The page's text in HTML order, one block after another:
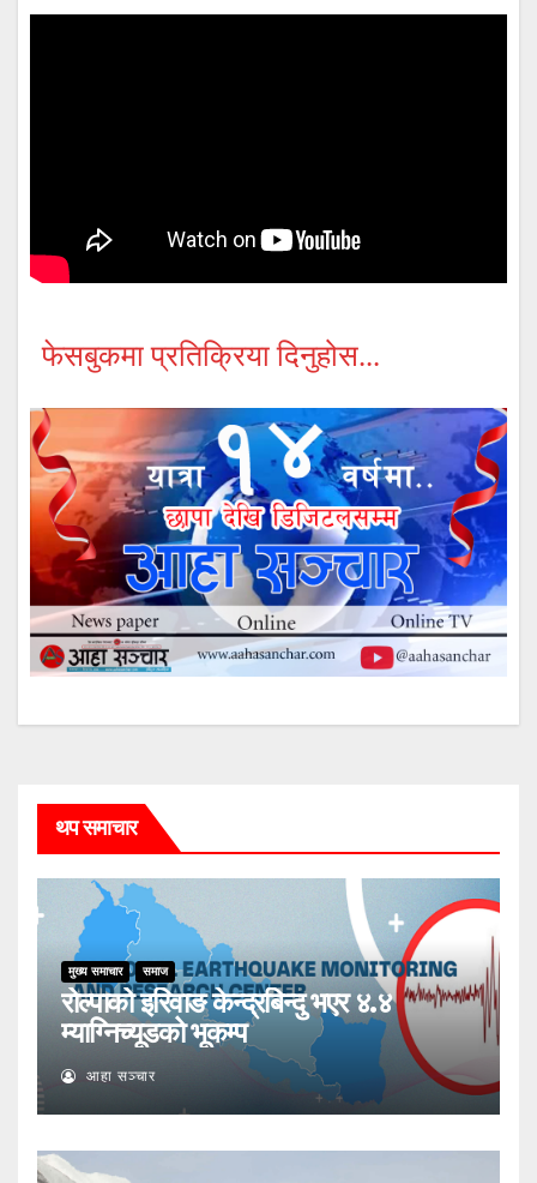
फेसबुकमा प्रतिक्रिया दिनुहोस...
थप समाचार
मुख्य समाचार समाज
रोल्पाको इरिवाङ केन्द्रबिन्दु भएर ४.४
म्याग्निच्यूडको भूकम्प
आहा सञ्चार